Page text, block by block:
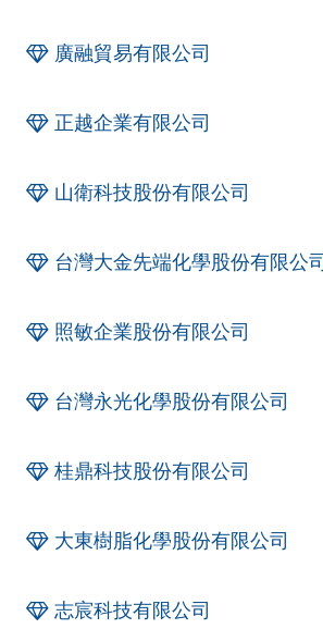
廣融貿易有限公司
正越企業有限公司
山衛科技股份有限公司
台灣大金先端化學股份有限公
照敏企業股份有限公司
台灣永光化學股份有限公司
桂鼎科技股份有限公司
大東樹脂化學股份有限公司
志宸科技有限公司